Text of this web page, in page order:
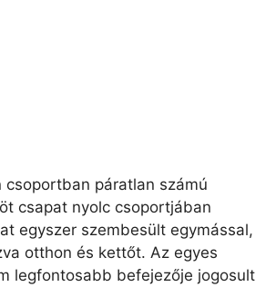
csoportban páratlan számú
csapat nyolc csoportjában
egyszer szembesült egymással,
otthon és kettőt. Az egyes
legfontosabb befejezője jogosult